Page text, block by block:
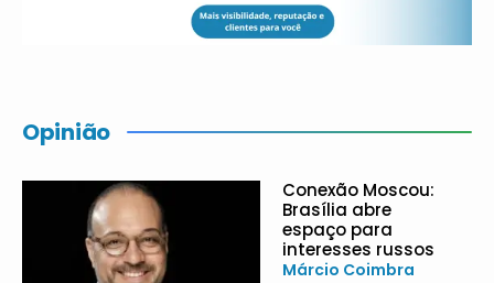
Opinião
Conexão Moscou:
Brasília abre
espaço para
interesses russos
Márcio Coimbra